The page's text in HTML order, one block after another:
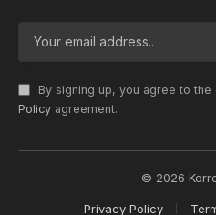
By signing up, you agree to
Policy agreement.
© 2026
Privacy Policy